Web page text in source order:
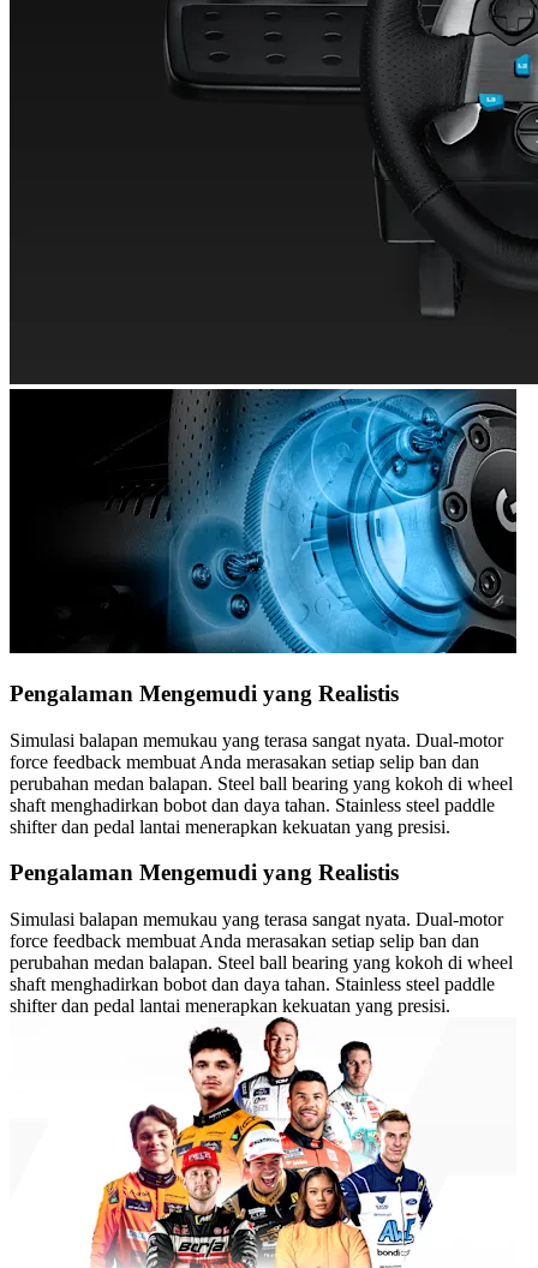
Pengalaman Mengemudi yang Realistis
Simulasi balapan memukau yang terasa sangat nyata. Dual-motor
force feedback membuat Anda merasakan setiap selip ban dan
perubahan medan balapan. Steel ball bearing yang kokoh di wheel
shaft menghadirkan bobot dan daya tahan. Stainless steel paddle
shifter dan pedal lantai menerapkan kekuatan yang presisi.
Pengalaman Mengemudi yang Realistis
Simulasi balapan memukau yang terasa sangat nyata. Dual-motor
force feedback membuat Anda merasakan setiap selip ban dan
perubahan medan balapan. Steel ball bearing yang kokoh di wheel
shaft menghadirkan bobot dan daya tahan. Stainless steel paddle
shifter dan pedal lantai menerapkan kekuatan yang presisi.